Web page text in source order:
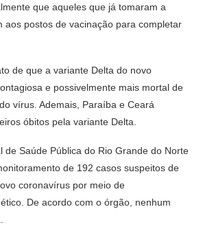
que aqueles que já tomaram a
aos postos de vacinação para completar
de que a variante Delta do novo
e possivelmente mais mortal de
vírus. Ademais, Paraíba e Ceará
óbitos pela variante Delta.
de Saúde Pública do Rio Grande do Norte
de 192 casos suspeitos de
coronavírus por meio de
De acordo com o órgão, nenhum